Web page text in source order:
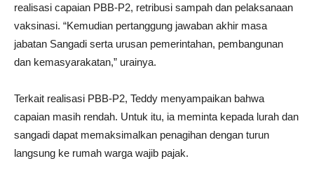
realisasi capaian PBB-P2, retribusi sampah dan pelaksanaan
vaksinasi. “Kemudian pertanggung jawaban akhir masa
jabatan Sangadi serta urusan pemerintahan, pembangunan
dan kemasyarakatan,” urainya.
Terkait realisasi PBB-P2, Teddy menyampaikan bahwa
capaian masih rendah. Untuk itu, ia meminta kepada lurah dan
sangadi dapat memaksimalkan penagihan dengan turun
langsung ke rumah warga wajib pajak.